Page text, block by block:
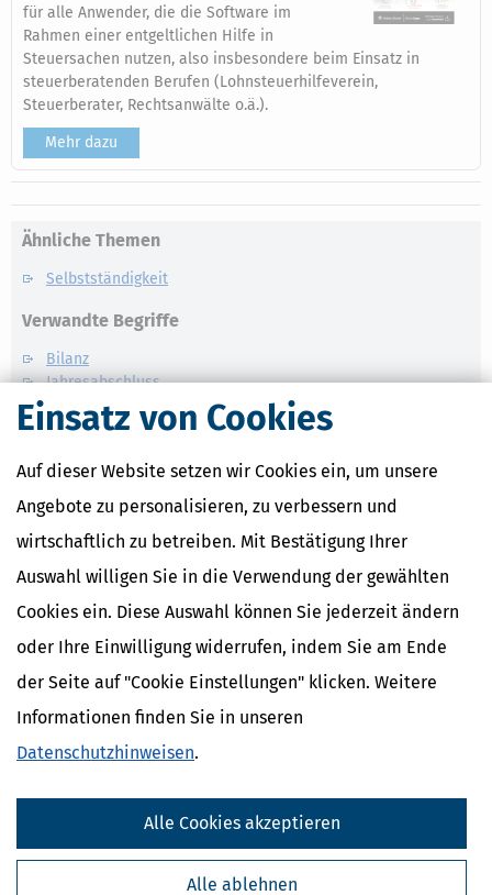
Einsatz von Cookies
Auf dieser Website setzen wir Cookies ein, um unsere
Angebote zu personalisieren, zu verbessern und
wirtschaftlich zu betreiben. Mit Bestätigung Ihrer
Auswahl willigen Sie in die Verwendung der gewählten
Cookies ein. Diese Auswahl können Sie jederzeit ändern
oder Ihre Einwilligung widerrufen, indem Sie am Ende
der Seite auf "Cookie Einstellungen" klicken. Weitere
Informationen finden Sie in unseren
Datenschutzhinweisen.
Alle ablehnen
Alle Cookies akzeptieren
für alle Anwender, die die Software im
Rahmen einer entgeltlichen Hilfe in
Steuersachen nutzen, also insbesondere beim Einsatz in
steuerberatenden Berufen (Lohnsteuerhilfeverein,
Steuerberater, Rechtsanwälte o.ä.).
Mehr dazu
Ähnliche Themen
Selbstständigkeit
Verwandte Begriffe
Bilanz
Jahresabschluss
Steuerbilanz
Personengesellschaften
Kapitalgesellschaft
Bilanzberichtigung
Bilanzänderung